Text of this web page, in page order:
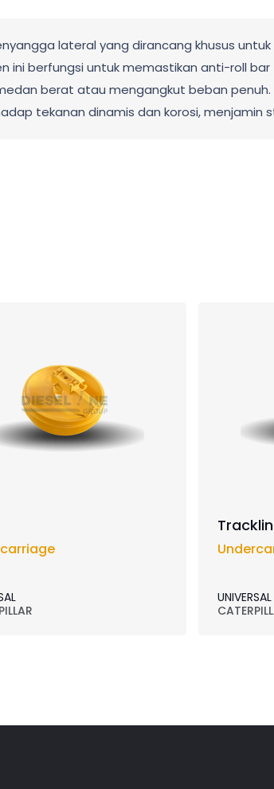
lateral yang dirancang khusus
ini berfungsi untuk memastikan anti-roll
berat atau mengangkut beban
tekanan dinamis dan korosi,
UNIVERSAL